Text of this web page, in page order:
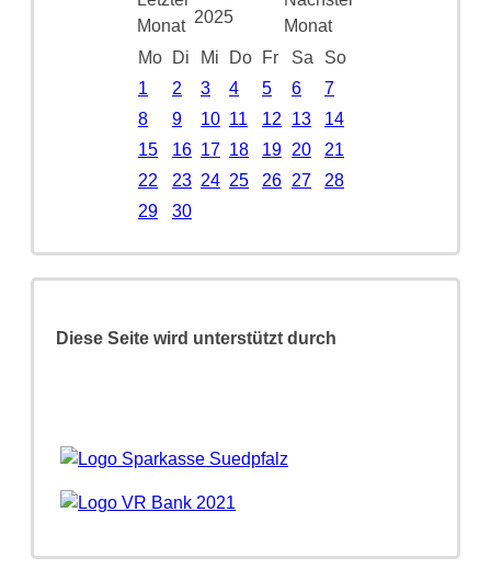
2025
Mo Di Mi Do Fr Sa
So
1
2 3 4 5 6
7
8
9 10 11 12 13
14
15
16 17 18 19 20
21
22
23 24 25 26 27
28
29
30
Diese Seite wird unterstützt durch